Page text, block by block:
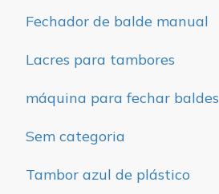
Fechador de balde manual
Lacres para tambores
máquina para fechar baldes
Sem categoria
Tambor azul de plástico